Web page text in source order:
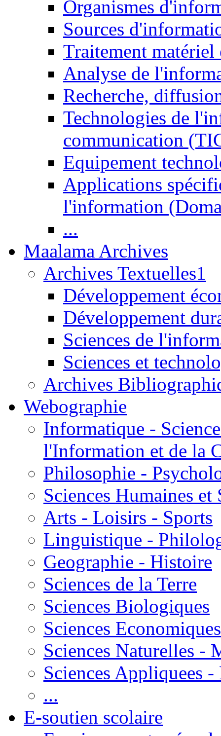
Organismes
Sources
Traitement matériel
Analyse de
Recherche,
Technologies de
communication
Equipement
Applications
l'information
...
Maalama Archives
Archives Textuelles1
Développement
Développement
Sciences de
Sciences et
Archives
Webographie
Informatique -
l'Information et de la
Philosophie -
Sciences Humaines et
Arts - Loisirs - Sports
Linguistique -
Geographie - Histoire
Sciences de la Terre
Sciences Biologiques
Sciences Economiques
Sciences Naturelles -
Sciences Appliquees
...
E-soutien scolaire